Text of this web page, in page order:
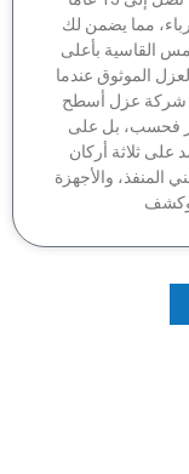
يضمن لك
بأعلى
عندما
أسطح
بل على
أركان
والأجهزة